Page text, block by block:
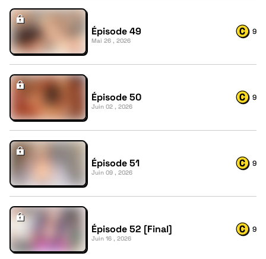
Épisode 49
Mai 26 , 2026
9
Épisode 50
Juin 02 , 2026
9
Épisode 51
Juin 09 , 2026
9
Épisode 52 [Final]
Juin 16 , 2026
9